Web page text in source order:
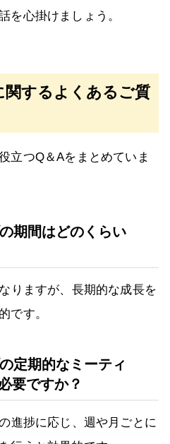
を心掛けましょう。
関するよくあるご質
立つQ＆Aをまとめていま
期間はどのくらい
りますが、長期的な成長を
です。
定期的なミーティ
要ですか？
進捗に応じ、週や月ごとに